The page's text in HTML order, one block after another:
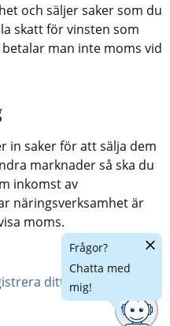
och säljer saker som du
skatt för vinsten som
man inte moms vid
in saker för att sälja dem
marknader så ska du
inkomst av
näringsverksamhet är
moms.
ditt företag för
Frågor?
Chatta med
mig!
Dölj